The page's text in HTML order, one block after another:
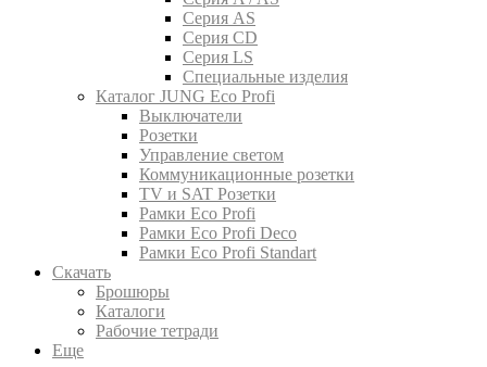
Серия AS
Серия CD
Серия LS
Специальные изделия
Каталог JUNG Eco Profi
Выключатели
Розетки
Управление светом
Коммуникационные розетки
TV и SAT Розетки
Рамки Eco Profi
Рамки Eco Profi Deco
Рамки Eco Profi Standart
Скачать
Брошюры
Каталоги
Рабочие тетради
Еще